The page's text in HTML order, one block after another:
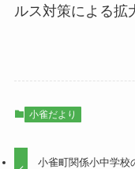
ルス対策による拡
小雀だより
小雀町関係小中学校